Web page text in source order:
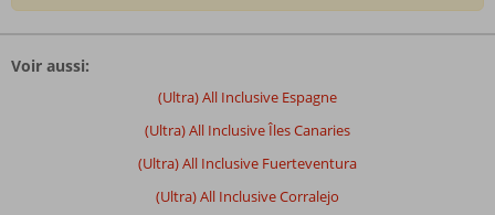
sont
Voir aussi:
(Ultra) All Inclusive Espagne
(Ultra) All Inclusive Îles Canaries
(Ultra) All Inclusive Fuerteventura
(Ultra) All Inclusive Corralejo